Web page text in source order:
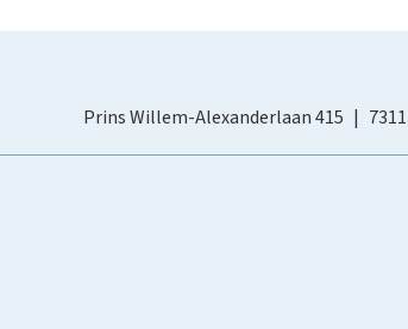
Prins Willem-Alexanderlaan 415